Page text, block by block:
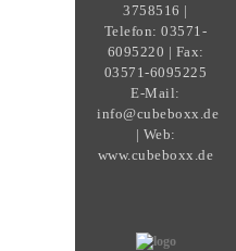
3758516 |
Telefon: 03571-
6095220 | Fax:
03571-6095225
E-Mail:
info@cubeboxx.de
| Web:
www.cubeboxx.de